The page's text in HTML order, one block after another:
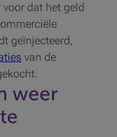
dat het geld
geïnjecteerd,
van de
weer